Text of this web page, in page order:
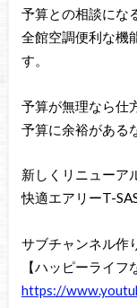
予算との相談にな
全館空調便利な機
す。
予算が無理なら仕
予算に余裕がある
新しくリニューア
快適エアリーT-
サブチャンネル作
【ハッピーライフ
https://